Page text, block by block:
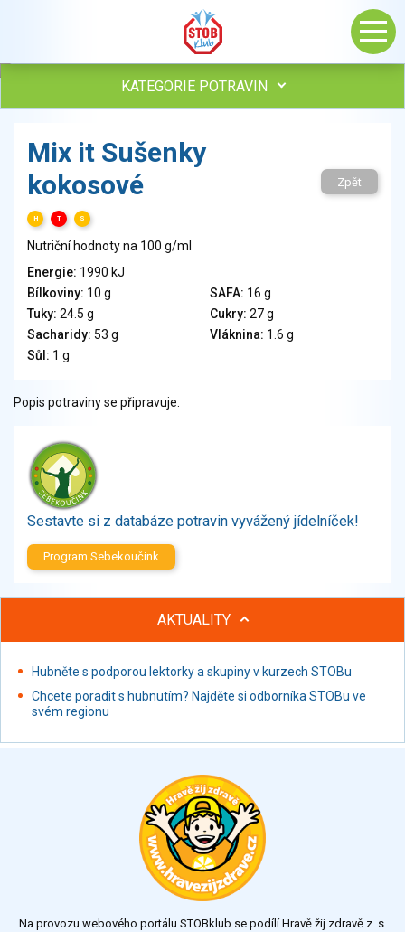
KATEGORIE POTRAVIN
Vejce
Mléko
Sýry
Veganské a vegetariánské výrobky
Tuky
Obiloviny, mouka, cereální výrobky
Chléb, pečivo, křehké chleby, pufované výrobky
Přílohy
Ovoce
Zelenina
Brambory, luštěniny, houby
Sladkosti, slané výrobky
Zmrzliny
Ochucovadla, přísady, sladidla
Sušené směsi
Polotovary, hotové pokrmy
Nápoje nealkoholické
Fastfood
Studená kuchyně, lahůdkářské výrobky
Mix it Sušenky
kokosové
H T S
Zpět
Nutriční hodnoty na 100 g/ml
Energie: 1990 kJ
Bílkoviny: 10 g SAFA: 16 g
Tuky: 24.5 g Cukry: 27 g
Sacharidy: 53 g Vláknina: 1.6 g
Sůl: 1 g
Popis potraviny se připravuje.
Sestavte si z databáze potravin vyvážený jídelníček!
Program Sebekoučink
AKTUALITY
Hubněte s podporou lektorky a skupiny v kurzech STOBu
Chcete poradit s hubnutím? Najděte si odborníka STOBu ve
svém regionu
Na provozu webového portálu STOBklub se podílí Hravě žij zdravě z. s.